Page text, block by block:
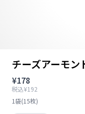
チーズアーモン
¥178
税込¥192
1袋(15枚)